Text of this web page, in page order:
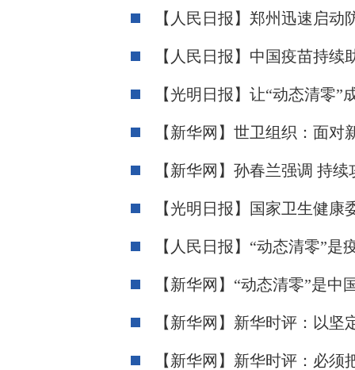
【人民日报】郑州迅速启动
【人民日报】中国疫苗持续
【光明日报】让“动态清零”
【新华网】世卫组织：面
【新华网】孙春兰强调 持
【光明日报】国家卫生健康
【人民日报】“动态清零”
【新华网】“动态清零”是
【新华网】新华时评：以
【新华网】新华时评：必